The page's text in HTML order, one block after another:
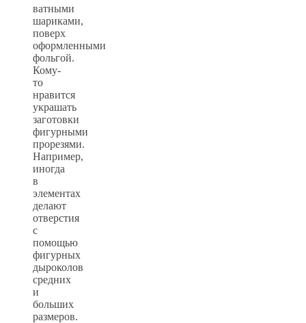
ватными
шариками,
поверх
оформленными
фольгой.
Кому-
то
нравится
украшать
заготовки
фигурными
прорезями.
Например,
иногда
в
элементах
делают
отверстия
с
помощью
фигурных
дыроколов
средних
и
больших
размеров.